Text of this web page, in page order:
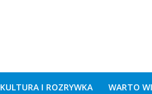
KULTURA I ROZRYWKA WARTO